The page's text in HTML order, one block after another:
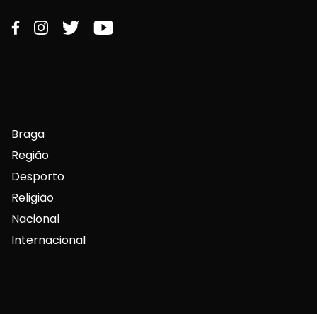
Braga
Região
Desporto
Religião
Nacional
Internacional